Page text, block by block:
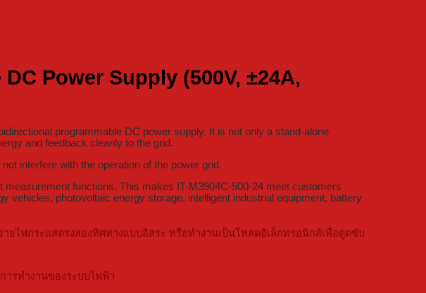
Power Supply (500V, ±24A,
programmable DC power supply. It is not only a stand-alone
and feedback cleanly to the grid.
interfere with the operation of the power grid.
functions. This makes IT-M3904C-500-24 meet customers
vehicles, photovoltaic energy storage, intelligent industrial equipment, battery
ายไฟกระแสตรงสองทิศทางแบบอิสระ หรือทำงานเป็นโหลดอิเล็กทรอนิกส์เพื่อดูดซับ
รทำงานของระบบไฟฟ้า